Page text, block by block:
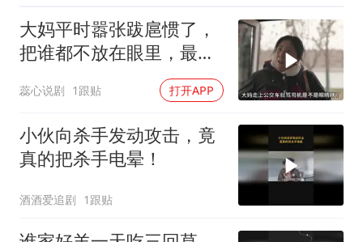
大妈平时嚣张跋扈惯了，
把谁都不放在眼里，最后
却为自己的行为买单
蕊心说剧 1跟贴 打开APP
小伙向杀手发动攻击，竟
真的把杀手电晕！
酒酒爱追剧 1跟贴